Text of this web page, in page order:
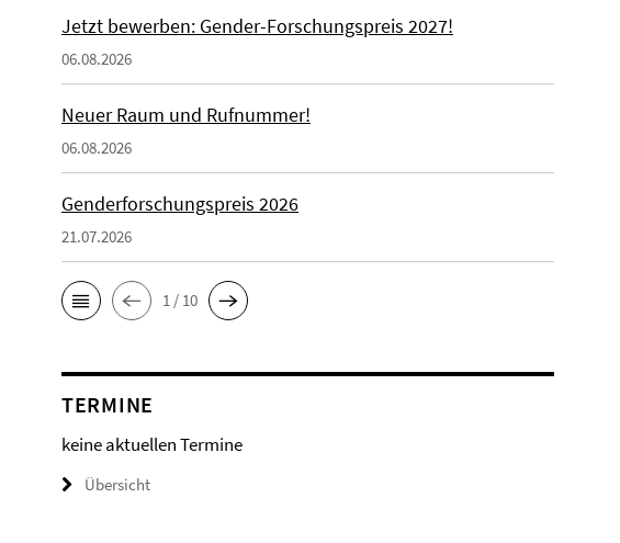
Jetzt bewerben: Gender-Forschungspreis 2027!
06.08.2026
Neuer Raum und Rufnummer!
06.08.2026
Genderforschungspreis 2026
21.07.2026
1 / 10
TERMINE
keine aktuellen Termine
Übersicht